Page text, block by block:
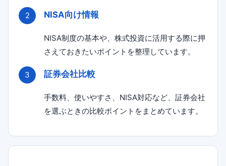
NISA向け情報
NISA制度の基本や、株式投資に活用する際に押
さえておきたいポイントを整理しています。
証券会社比較
手数料、使いやすさ、NISA対応など、証券会社
を選ぶときの比較ポイントをまとめています。